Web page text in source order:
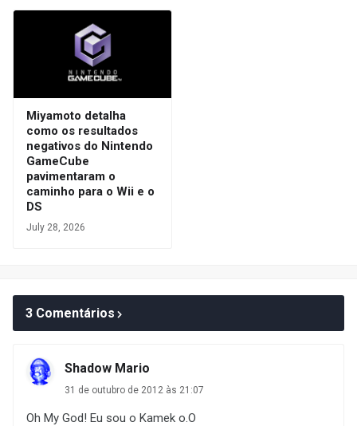
Miyamoto detalha
como os resultados
negativos do Nintendo
GameCube
pavimentaram o
caminho para o Wii e o
DS
July 28, 2026
3 Comentários
Shadow Mario
31 de outubro de 2012 às 21:07
Oh My God! Eu sou o Kamek o.O